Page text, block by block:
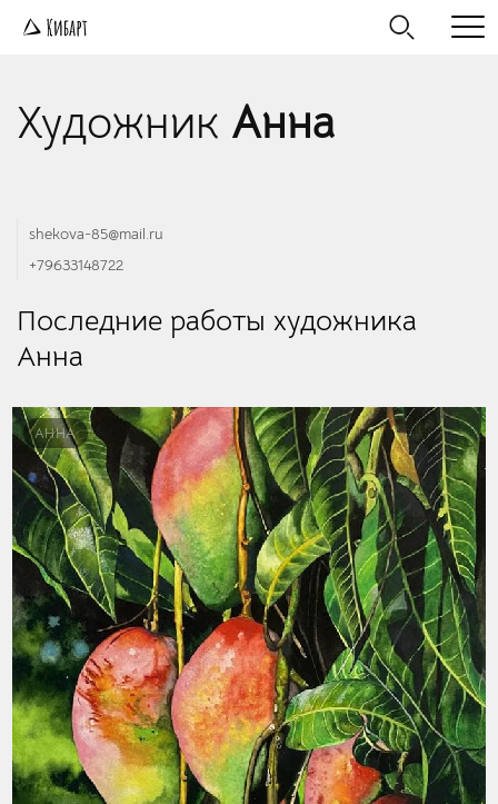
Художник Анна
shekova-85@mail.ru
+79633148722
Последние работы художника
Анна
АННА